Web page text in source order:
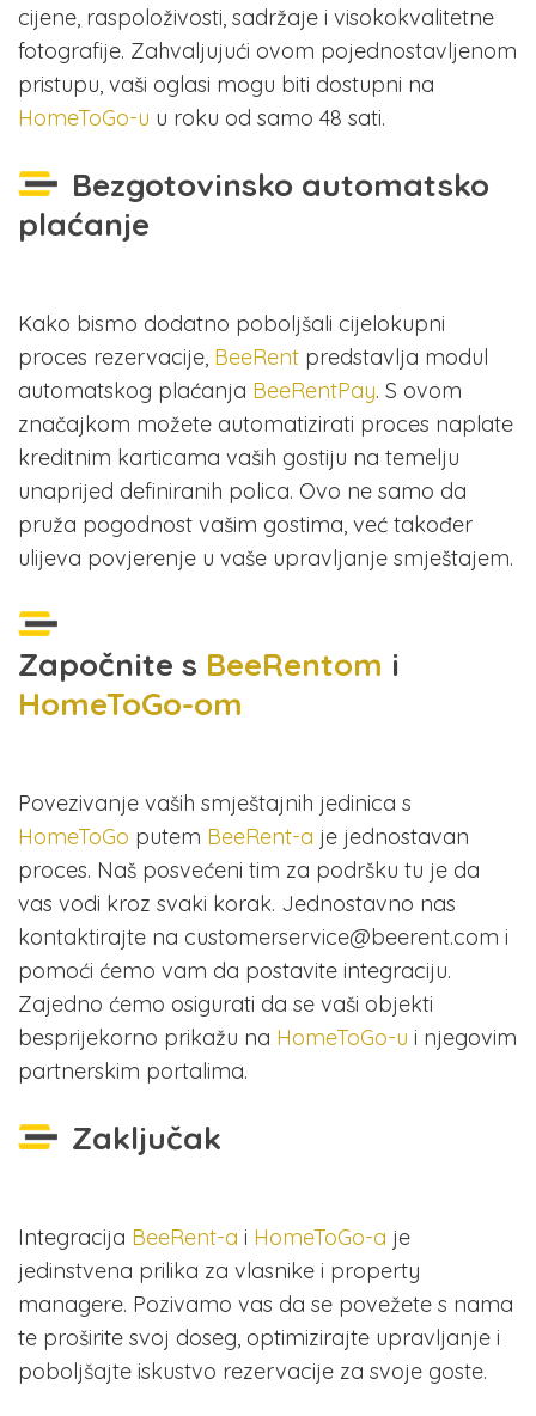
cijene, raspoloživosti, sadržaje i visokokvalitetne
fotografije. Zahvaljujući ovom pojednostavljenom
pristupu, vaši oglasi mogu biti dostupni na
HomeToGo-u u roku od samo 48 sati.
Bezgotovinsko automatsko
plaćanje
Kako bismo dodatno poboljšali cijelokupni
proces rezervacije, BeeRent predstavlja modul
automatskog plaćanja BeeRentPay. S ovom
značajkom možete automatizirati proces naplate
kreditnim karticama vaših gostiju na temelju
unaprijed definiranih polica. Ovo ne samo da
pruža pogodnost vašim gostima, već također
ulijeva povjerenje u vaše upravljanje smještajem.
Započnite s BeeRentom i
HomeToGo-om
Povezivanje vaših smještajnih jedinica s
HomeToGo putem BeeRent-a je jednostavan
proces. Naš posvećeni tim za podršku tu je da
vas vodi kroz svaki korak. Jednostavno nas
kontaktirajte na customerservice@beerent.com i
pomoći ćemo vam da postavite integraciju.
Zajedno ćemo osigurati da se vaši objekti
besprijekorno prikažu na HomeToGo-u i njegovim
partnerskim portalima.
Zaključak
Integracija BeeRent-a i HomeToGo-a je
jedinstvena prilika za vlasnike i property
managere. Pozivamo vas da se povežete s nama
te proširite svoj doseg, optimizirajte upravljanje i
poboljšajte iskustvo rezervacije za svoje goste.